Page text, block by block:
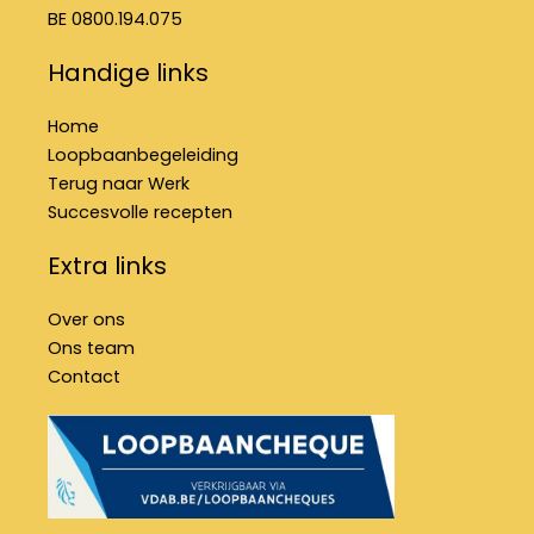
BE 0800.194.075
Handige links
Home
Loopbaanbegeleiding
Terug naar Werk
Succesvolle recepten
Extra links
Over ons
Ons team
Contact